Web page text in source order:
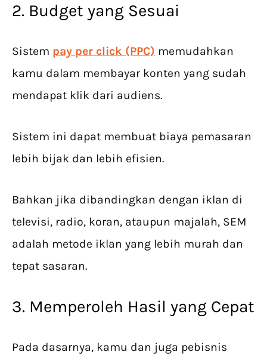
2. Budget yang Sesuai
Sistem pay per click (PPC) memudahkan
kamu dalam membayar konten yang sudah
mendapat klik dari audiens.
Sistem ini dapat membuat biaya pemasaran
lebih bijak dan lebih efisien.
Bahkan jika dibandingkan dengan iklan di
televisi, radio, koran, ataupun majalah, SEM
adalah metode iklan yang lebih murah dan
tepat sasaran.
3. Memperoleh Hasil yang Cepat
Pada dasarnya, kamu dan juga pebisnis